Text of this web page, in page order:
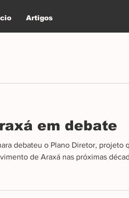
Artigos
em debate
debateu o Plano Diretor, projeto
de Araxá nas próximas